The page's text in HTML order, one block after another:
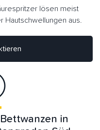
lösen meist
Hautschwellungen aus.
in